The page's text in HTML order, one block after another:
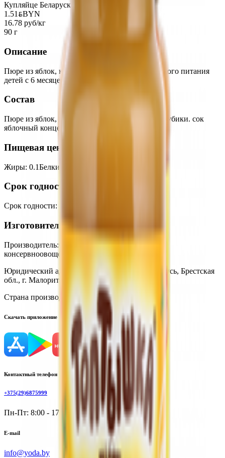
Купляйце Беларускае
1.51BYNBYN
16.78 руб/кг
90 г
Описание
Пюре из яблок, клубники и голубики для детского питания
детей с 6 месяцев. Без добавления сахара.
Состав
Пюре из яблок, пюре из клубники, пюре из голубики. сок
яблочный концентрированный.
Пищевая ценность на 100г
Жиры: 0.1Белки
Срок годности
Срок годности:
Изготовитель
Производитель: ОАО «Малоритский
консервноовощесушильный комбинат»
Юридический адрес:
225903, Республика Беларусь, Брестская
обл., г. Малорита, ул. Заводская, 9
Страна производства:
Республика Беларусь
Скачать приложение
Контактный телефон
+375(29)6875999
Пн-Пт: 8:00 - 17:00
E-mail
info@yoda.by